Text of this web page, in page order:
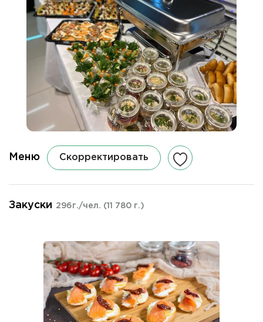
Меню Скорректировать
Закуски 296г./чел. (11 780 г.)